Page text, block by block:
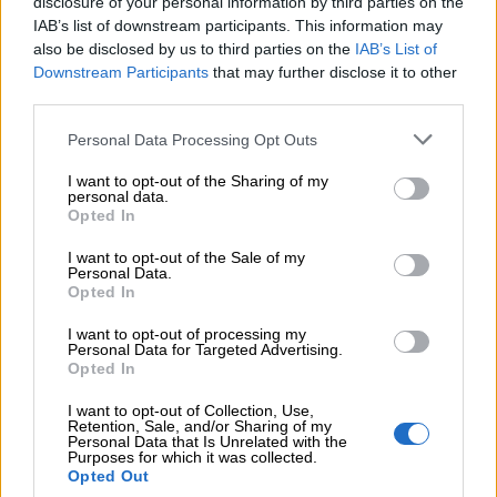
IAB’s list of downstream participants. This information may
also be disclosed by us to third parties on the IAB’s List of
Downstream Participants that may further disclose it to other
Personal Data Processing Opt Outs
I want to opt-out of the Sharing of my
personal data.
Opted In
I want to opt-out of the Sale of my
Personal Data.
Opted In
I want to opt-out of processing my
Personal Data for Targeted Advertising.
Opted In
I want to opt-out of Collection, Use,
Retention, Sale, and/or Sharing of my
Personal Data that Is Unrelated with the
Purposes for which it was collected.
Opted Out
Ψηφοφορία
Πιστεύετε ότι τα ασφαλιστικά σωματεία ΠΣΑΣ-
ΕΣΑΠΕ (ΠΣΣΑΣ)-ΣΕΜΑ-ΠΟΑΔ, διεκδικούν με